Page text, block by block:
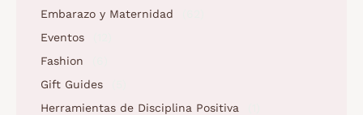
Embarazo y Maternidad
Eventos
Fashion
Gift Guides
Herramientas de Disciplina Positiva